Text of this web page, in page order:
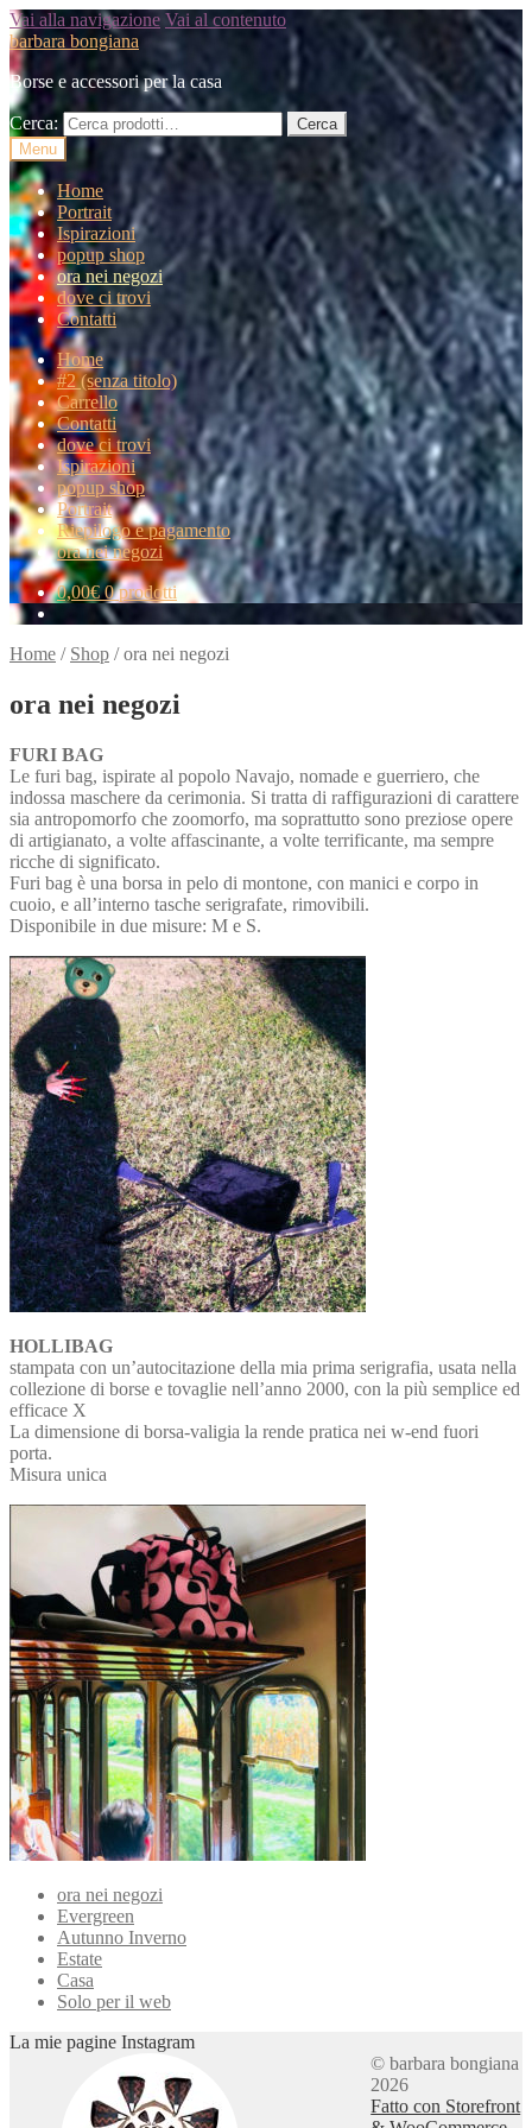
Vai alla navigazione Vai al contenuto
barbara bongiana
Borse e accessori per la casa
Cerca:
Cerca
Menu
Home
Portrait
Ispirazioni
popup shop
ora nei negozi
dove ci trovi
Contatti
Home
#2 (senza titolo)
Carrello
Contatti
dove ci trovi
Ispirazioni
popup shop
Portrait
Riepilogo e pagamento
ora nei negozi
0,00€ 0 prodotti
Home / Shop /ora nei negozi
ora nei negozi
FURI BAG
Le furi bag, ispirate al popolo Navajo, nomade e guerriero, che
indossa maschere da cerimonia. Si tratta di raffigurazioni di carattere
sia antropomorfo che zoomorfo, ma soprattutto sono preziose opere
di artigianato, a volte affascinante, a volte terrificante, ma sempre
ricche di significato.
Furi bag è una borsa in pelo di montone, con manici e corpo in
cuoio, e all’interno tasche serigrafate, rimovibili.
Disponibile in due misure: M e S.
HOLLIBAG
stampata con un’autocitazione della mia prima serigrafia, usata nella
collezione di borse e tovaglie nell’anno 2000, con la più semplice ed
efficace X
La dimensione di borsa-valigia la rende pratica nei w-end fuori
porta.
Misura unica
ora nei negozi
Evergreen
Autunno Inverno
Estate
Casa
Solo per il web
La mie pagine Instagram
© barbara bongiana
2026
Fatto con Storefront